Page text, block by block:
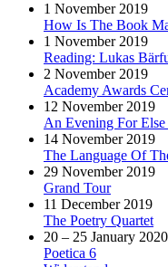
1 November 2019
How Is The Book
1 November 2019
Reading: Lukas
2 November 2019
Academy Awards
12 November 2019
An Evening For
14 November 2019
The Language Of
29 November 2019
Grand Tour
11 December 2019
The Poetry Quartet
20 – 25 January 2020
Poetica 6